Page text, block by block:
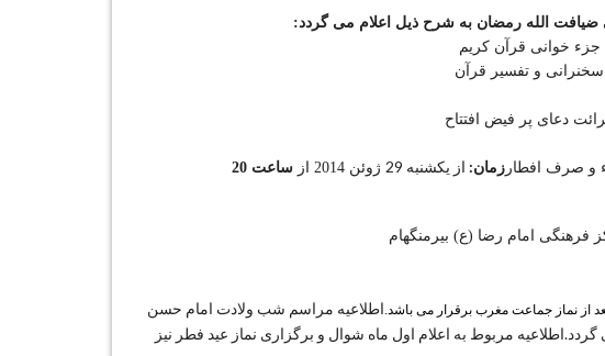
الله رمضان به شرح ذیل اعلام می گردد:
جزء خوانی قرآن کریم
سخنرانی و تفسیر قرآن
دعای پر فیض افتتاح
و صرف افطار زمان: از یکشنبه 29 ژوئن 2014 از ساعت 20
فرهنگی امام رضا (ع) بیرمنگهام
از نماز جماعت مغرب برقرار می باشد.اطلاعیه مراسم شب ولادت امام حسن
گردد.اطلاعیه مربوط به اعلام اول ماه شوال و برگزاری نماز عید فطر نیز